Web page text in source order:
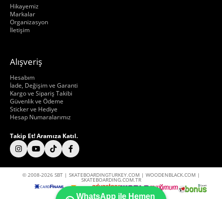
Hikayemiz
Markalar
Organizasyon
İletişim
Alışveriş
Hesabım
İade, Değişim ve Garanti
Kargo ve Sipariş Takibi
Güvenlik ve Ödeme
Sticker ve Hediye
Hesap Numaralarımız
Takip Et! Aramıza Katıl.
© 2008-2026 SBT | SKATEBOARDINGTURKEY.COM | WOODENBLACK.COM |
SKATEBOARDING.COM.TR
WhatsApp ile Hemen